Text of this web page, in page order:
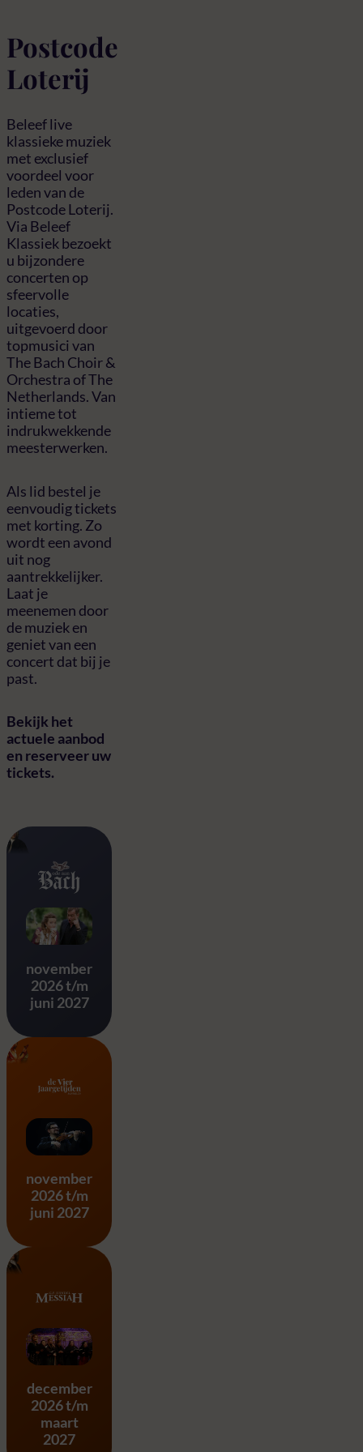
Postcode
Loterij
Beleef live
klassieke muziek
met exclusief
voordeel voor
leden van de
Postcode Loterij.
Via Beleef
Klassiek bezoekt
u bijzondere
concerten op
sfeervolle
locaties,
uitgevoerd door
topmusici van
The Bach Choir &
Orchestra of The
Netherlands. Van
intieme tot
indrukwekkende
meesterwerken.
Als lid bestel je
eenvoudig tickets
met korting. Zo
wordt een avond
uit nog
aantrekkelijker.
Laat je
meenemen door
de muziek en
geniet van een
concert dat bij je
past.
Bekijk het
actuele aanbod
en reserveer uw
tickets.
Ode aan Bach
november
2026 t/m
juni 2027
Vier Jaargetijden – A.
november
2026 t/m
juni 2027
Messiah – G.F. Händel
december
2026 t/m
maart
2027